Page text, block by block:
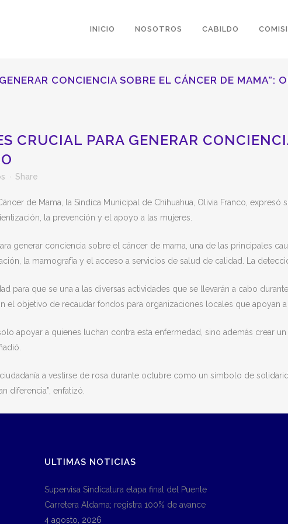
INICIO NOSOTROS CABILDO
CONCIENCIA SOBRE EL CÁNCER DE MAMA”:
CRUCIAL PARA GENERAR
Share
de Mama, la Sindica Municipal de Chihuahua, Olivia Franco,
la prevención y el apoyo a las mujeres.
generar conciencia sobre el cáncer de mama, una de las principales
la mamografía y el acceso a servicios de salud de calidad. La
para que se una a las diversas actividades que se llevarán a cabo
el objetivo de recaudar fondos para organizaciones locales que apoyan
apoyar a quienes luchan contra esta enfermedad, sino además crear
a vestirse de rosa durante octubre como un símbolo de
diferencia”, enfatizó.
ULTIMAS NOTICIAS
Supervisa Sindicatura etapa final del Puente
Carretera Aldama; registra 100% de avance
4 agosto, 2026